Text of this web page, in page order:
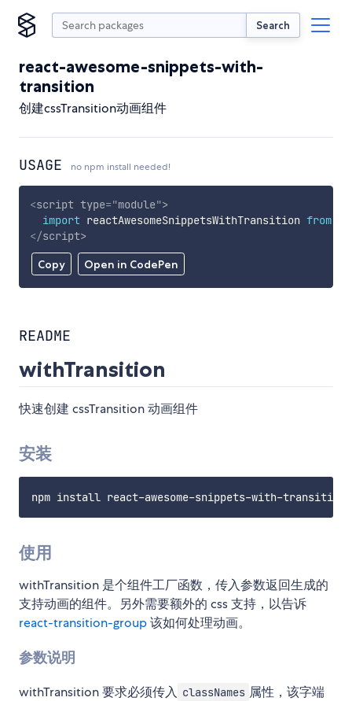
Search
react-awesome-snippets-with-
transition
创建cssTransition动画组件
USAGE no npm install needed!
Copy Open in CodePen
<script type="module">
import reactAwesomeSnippetsWithTransition from
</script>
README
withTransition
快速创建 cssTransition 动画组件
安装
使用
withTransition 是个组件工厂函数，传入参数返回生成的
支持动画的组件。另外需要额外的 css 支持，以告诉
react-transition-group该如何处理动画。
参数说明
withTransition 要求必须传入 classNames 属性，该字端